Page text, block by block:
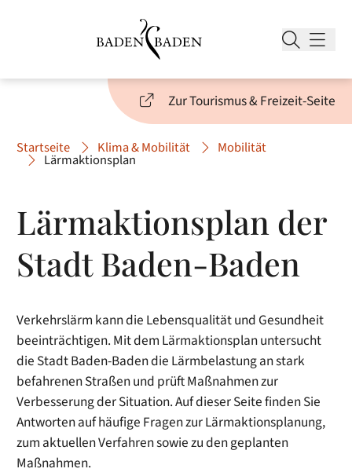
Zur Tourismus & Freizeit-Seite
Startseite Klima & Mobilität Mobilität
Lärmaktionsplan
Lärmaktionsplan der
Stadt Baden-Baden
Verkehrslärm kann die Lebensqualität und Gesundheit
beeinträchtigen. Mit dem Lärmaktionsplan untersucht
die Stadt Baden-Baden die Lärmbelastung an stark
befahrenen Straßen und prüft Maßnahmen zur
Verbesserung der Situation. Auf dieser Seite finden Sie
Antworten auf häufige Fragen zur Lärmaktionsplanung,
zum aktuellen Verfahren sowie zu den geplanten
Maßnahmen.